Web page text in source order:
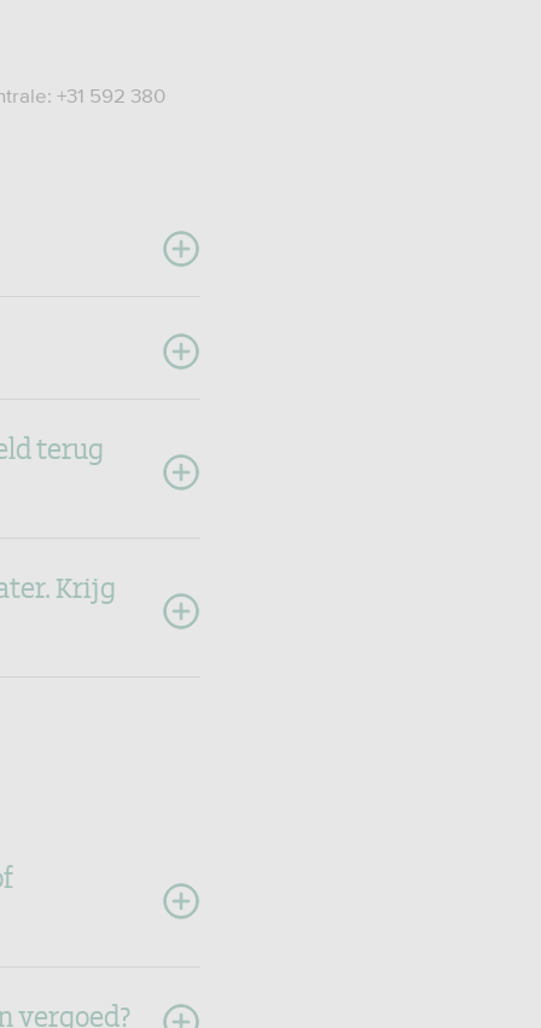
+31 592 380
terug
Krijg
vergoed?